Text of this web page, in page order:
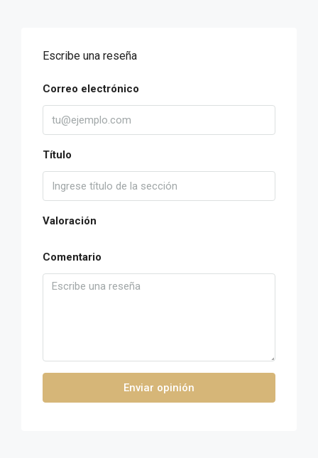
Escribe una reseña
Correo electrónico
Título
Valoración
Comentario
Enviar opinión